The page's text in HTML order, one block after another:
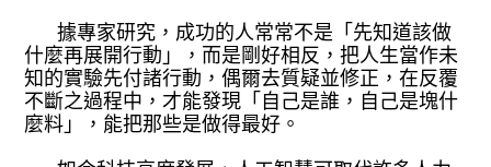
據專家研究，成功的人常常不是「先知道該做
什麼再展開行動」，而是剛好相反，把人生當作未
知的實驗先付諸行動，偶爾去質疑並修正，在反覆
不斷之過程中，才能發現「自己是誰，自己是塊什
麼料」，能把那些是做得最好。